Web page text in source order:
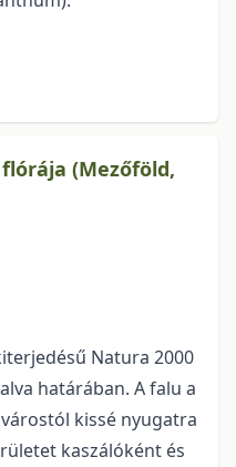
(Mezőföld,
Natura 2000
határában. A falu a
kissé nyugatra
kaszálóként és